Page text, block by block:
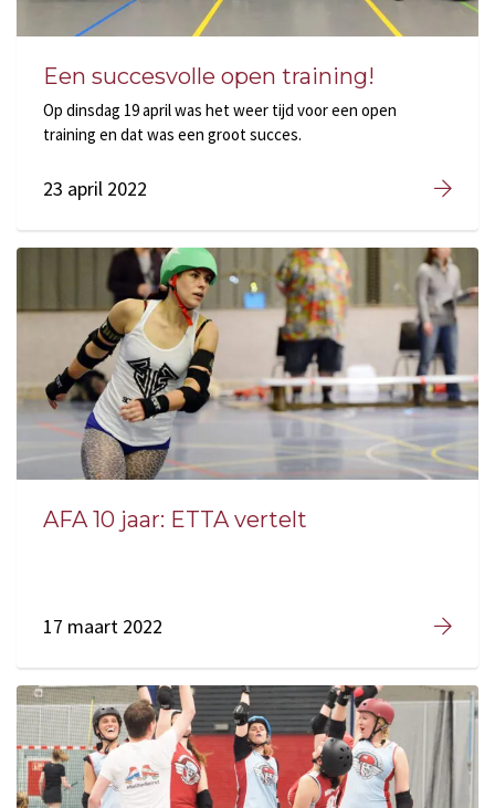
Een succesvolle open training!
Op dinsdag 19 april was het weer tijd voor een open
training en dat was een groot succes.
23 april 2022
AFA 10 jaar: ETTA vertelt
17 maart 2022